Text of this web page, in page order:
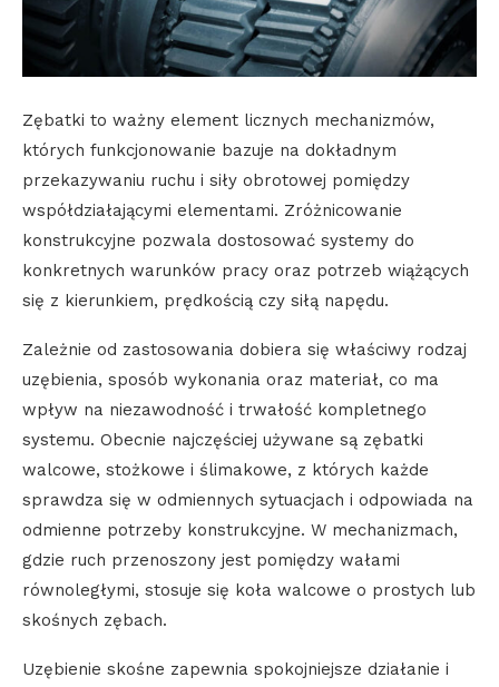
Zębatki to ważny element licznych mechanizmów,
których funkcjonowanie bazuje na dokładnym
przekazywaniu ruchu i siły obrotowej pomiędzy
współdziałającymi elementami. Zróżnicowanie
konstrukcyjne pozwala dostosować systemy do
konkretnych warunków pracy oraz potrzeb wiążących
się z kierunkiem, prędkością czy siłą napędu.
Zależnie od zastosowania dobiera się właściwy rodzaj
uzębienia, sposób wykonania oraz materiał, co ma
wpływ na niezawodność i trwałość kompletnego
systemu. Obecnie najczęściej używane są zębatki
walcowe, stożkowe i ślimakowe, z których każde
sprawdza się w odmiennych sytuacjach i odpowiada na
odmienne potrzeby konstrukcyjne. W mechanizmach,
gdzie ruch przenoszony jest pomiędzy wałami
równoległymi, stosuje się koła walcowe o prostych lub
skośnych zębach.
Uzębienie skośne zapewnia spokojniejsze działanie i